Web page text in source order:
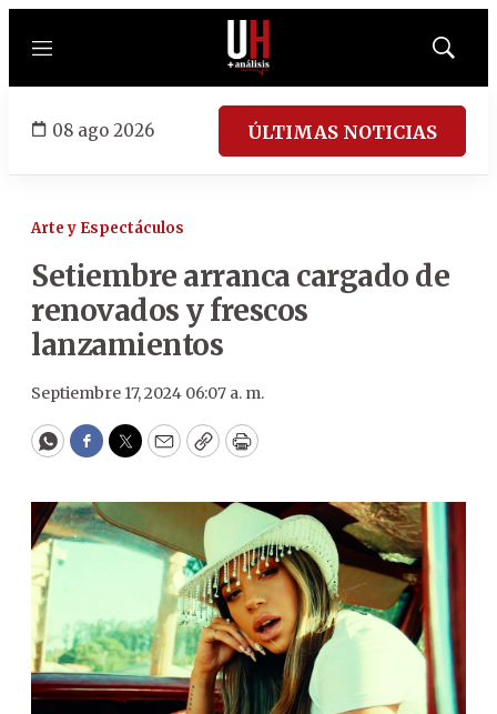
Menú
Mostrar
08 ago 2026 ÚLTIMAS NOTICIAS
Arte y Espectáculos
Setiembre arranca cargado de
renovados y frescos
lanzamientos
Septiembre 17, 2024 06:07 a. m.
WhatsApp
Facebook
Twitter
EmailCopyPrint